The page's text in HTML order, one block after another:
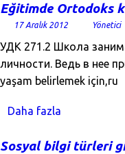
Eğitimde Ortodoks
17 Aralık 2012 Yönetici
УДК 271.2 Школа
личности. Ведь в нее
yaşam belirlemek için,ru
Daha fazla
Sosyal bilgi türleri